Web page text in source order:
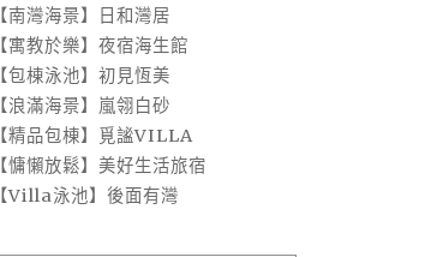
【南灣海景】日和灣居
【寓教於樂】夜宿海生館
【包棟泳池】初見恆美
【浪滿海景】嵐翎白砂
【精品包棟】覓謐VILLA
【慵懶放鬆】美好生活旅宿
【Villa泳池】後面有灣